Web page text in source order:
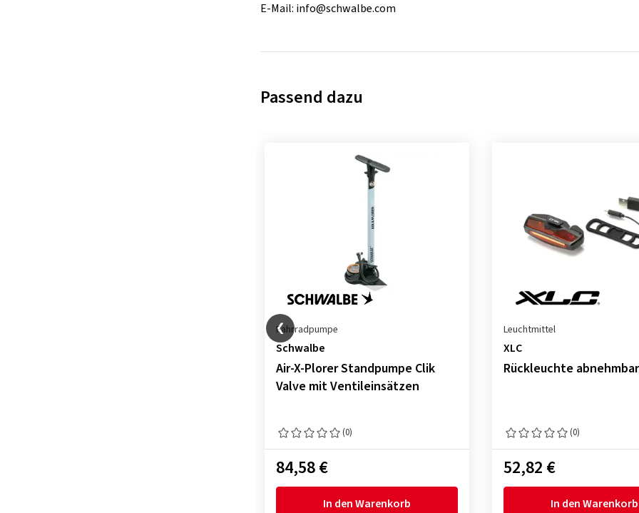
E-Mail: info@schwalbe.com
Passend dazu
Fahrradpumpe
Schwalbe
Air-X-Plorer Standpumpe Clik
Valve mit Ventileinsätzen
(0)
84,58 €
In den Warenkorb
Leuchtmittel
XLC
Rückleuchte abnehmbar
(0)
52,82 €
In den Warenkorb